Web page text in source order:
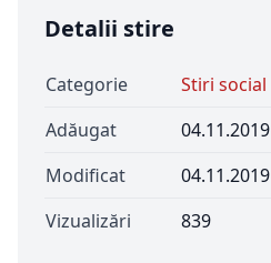
Detalii stire
Categorie
Stiri social
Adăugat
04.11.2019
Modificat
04.11.2019
Vizualizări
839